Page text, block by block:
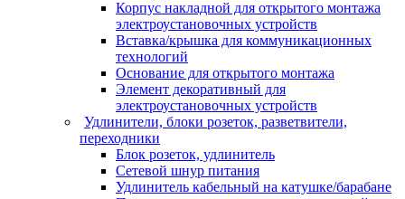
Корпус накладной для открытого монтажа
электроустановочных устройств
Вставка/крышка для коммуникационных
технологий
Основание для открытого монтажа
Элемент декоративный для
электроустановочных устройств
Удлинители, блоки розеток, разветвители,
переходники
Блок розеток, удлинитель
Сетевой шнур питания
Удлинитель кабельный на катушке/барабане